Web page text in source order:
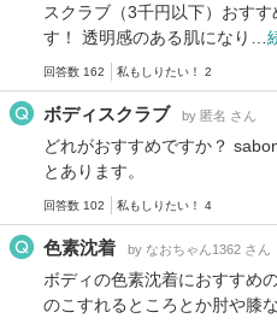
スクラブ（3千円以下）おす
す！ 透明感のある肌になり…
回答数 162 私もしりたい！ 2
ボディスクラブ by 匿名 さん
どれがおすすめですか？
とあります。
回答数 102 私もしりたい！ 4
色素沈着 by なおちゃん1362 さん
ボディの色素沈着におすすめ
のこすれるところとか肘や膝